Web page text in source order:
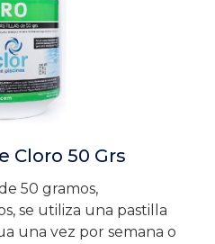
Cloro 50 Grs
50 gramos,
se utiliza una pastilla
una vez por semana o